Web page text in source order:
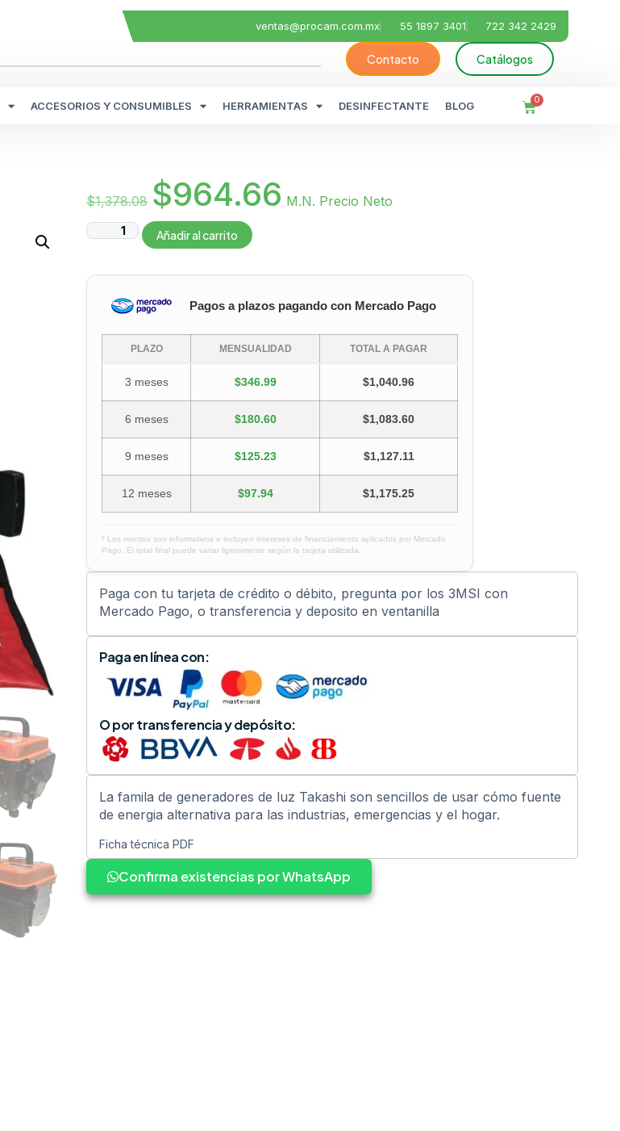
ventas@procam.com.mx 55 1897 3401 722 342 2429
Contacto Catálogos
ACCESORIOS Y CONSUMIBLES HERRAMIENTAS DESINFECTANTE BLOG 0
$1,378.08 $964.66 M.N. Precio Neto
Añadir al carrito
Pagos a plazos pagando con Mercado Pago
PLAZO MENSUALIDAD TOTAL A PAGAR
3 meses $346.99 $1,040.96
6 meses $180.60 $1,083.60
9 meses $125.23 $1,127.11
12 meses $97.94 $1,175.25
* Los montos son informativos e incluyen intereses de financiamiento aplicados por Mercado
Pago. El total final puede variar ligeramente según la tarjeta utilizada.
Paga con tu tarjeta de crédito o débito, pregunta por los 3MSI con
Mercado Pago, o transferencia y deposito en ventanilla
Paga en línea con:
O por transferencia y depósito:
La famila de generadores de luz Takashi son sencillos de usar cómo fuente
de energia alternativa para las industrias, emergencias y el hogar.
Ficha técnica PDF
Confirma existencias por WhatsApp